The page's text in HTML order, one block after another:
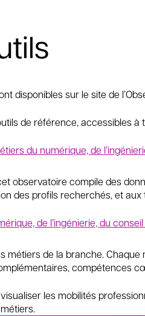
disponibles sur le site de
de référence, accessibles à
du numérique, de
observatoire compile des
des profils recherchés, et
de l’ingénierie, du conseil
métiers de la branche.
compétences
les mobilités